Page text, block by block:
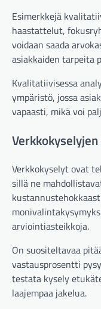
Esimerkkejä
haastattelut,
voidaan saada
asiakkaiden tarpeita
Kvalitatiivisessa
ympäristö, jossa
vapaasti, mikä voi
Verkkokyselyt ovat
sillä ne
arviointiasteikkoja.
On suositeltavaa
vastausprosentti
testata kysely
laajempaa jakelua.